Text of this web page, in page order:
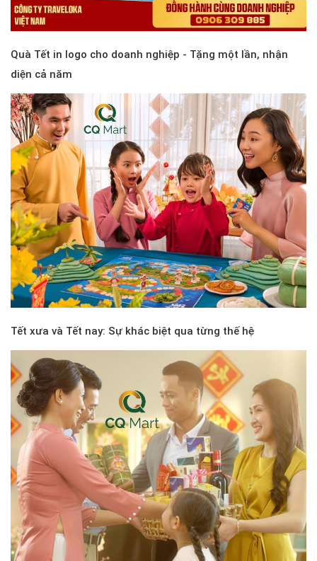
Quà Tết in logo cho doanh nghiệp - Tặng một lần, nhận
diện cả năm
Tết xưa và Tết nay: Sự khác biệt qua từng thế hệ